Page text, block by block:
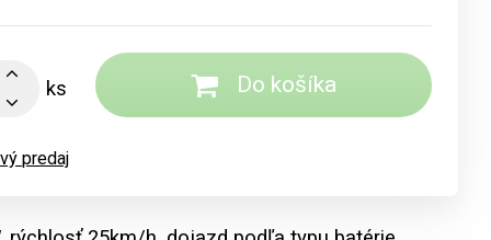
ks Do košíka
predaj